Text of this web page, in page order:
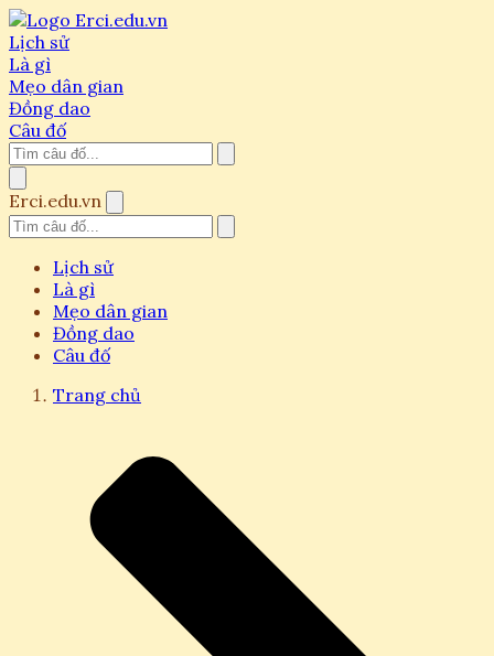
Lịch sử
Là gì
Mẹo dân gian
Đồng dao
Câu đố
Erci.edu.vn
Lịch sử
Là gì
Mẹo dân gian
Đồng dao
Câu đố
Trang chủ